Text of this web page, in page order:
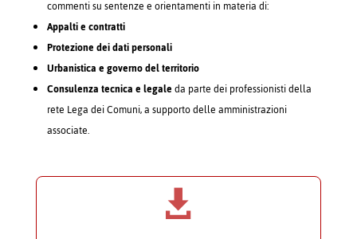
commenti su sentenze e orientamenti in materia di:
Appalti e contratti
Protezione dei dati personali
Urbanistica e governo del territorio
Consulenza tecnica e legaleda parte dei professionisti della
rete Lega dei Comuni, a supporto delle amministrazioni
associate.
